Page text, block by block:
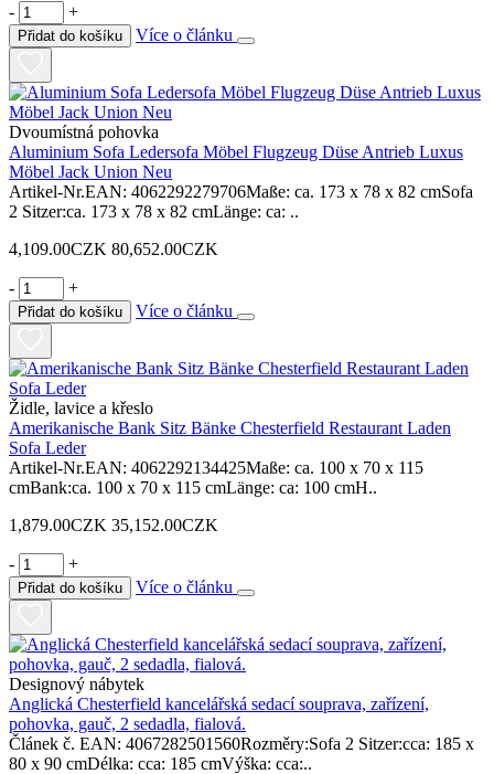
- +
Přidat do košíku Více o článku
Dvoumístná pohovka
Aluminium Sofa Ledersofa Möbel Flugzeug Düse Antrieb Luxus
Möbel Jack Union Neu
Artikel-Nr.EAN: 4062292279706Maße: ca. 173 x 78 x 82 cmSofa
2 Sitzer:ca. 173 x 78 x 82 cmLänge: ca: ..
4,109.00CZK 80,652.00CZK
- +
Přidat do košíku Více o článku
Židle, lavice a křeslo
Amerikanische Bank Sitz Bänke Chesterfield Restaurant Laden
Sofa Leder
Artikel-Nr.EAN: 4062292134425Maße: ca. 100 x 70 x 115
cmBank:ca. 100 x 70 x 115 cmLänge: ca: 100 cmH..
1,879.00CZK 35,152.00CZK
- +
Přidat do košíku Více o článku
Designový nábytek
Anglická Chesterfield kancelářská sedací souprava, zařízení,
pohovka, gauč, 2 sedadla, fialová.
Článek č. EAN: 4067282501560Rozměry:Sofa 2 Sitzer:cca: 185 x
80 x 90 cmDélka: cca: 185 cmVýška: cca:..